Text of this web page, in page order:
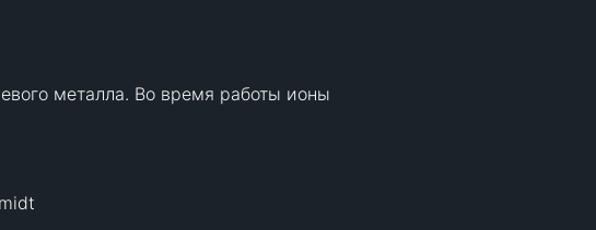
металла. Во время работы ионы